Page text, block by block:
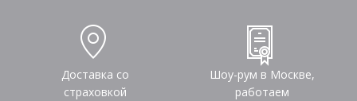
Доставка со
страховкой
Шоу-рум в Москве,
работаем